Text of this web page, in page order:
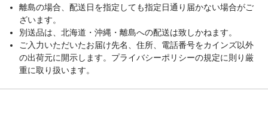
離島の場合、配送日を指定しても指定日通り届かない場合がご
ざいます。
別送品は、北海道・沖縄・離島への配送は致しかねます。
ご入力いただいたお届け先名、住所、電話番号をカインズ以外
の出荷元に開示します。プライバシーポリシーの規定に則り厳
重に取り扱います。